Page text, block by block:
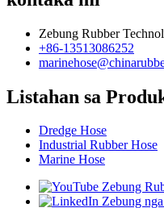
Zebung Rubber
+86-13513086252
Listahan sa
Dredge Hose
Industrial Rubber Hose
Marine Hose